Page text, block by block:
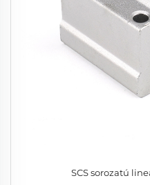
SCS sorozatú